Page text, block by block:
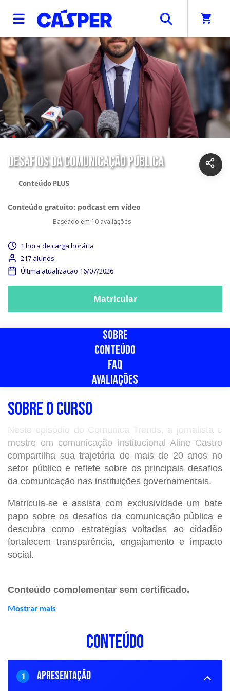
shopping_cart
DESAFIOS DA COMUNICAÇÃO PÚBLICA
Conteúdo gratuito: podcast em vídeo
Baseado em 10 avaliações
Conteúdo PLUS
1 hora de carga horária
217 alunos
Última atualização 16/07/2026
Matricular
SOBRE
CONTEÚDO
FAQ
AVALIAÇÕES
SOBRE O CURSO
Neste episódio do Comunica Trends, a jornalista e
mestre em comunicação institucional Aline Castro
compartilha sua trajetória de mais de 20 anos no
setor público e reflete sobre os principais desafios
da comunicação nas instituições governamentais.
Matricula-se e assista com exclusividade um bate
papo sobre os desafios da comunicação pública e
descubra como estratégias voltadas ao cidadão
fortalecem transparência, engajamento e impacto
social.
Conteúdo complementar sem certificado.
Mostrar mais
CONTEÚDO
1 APRESENTAÇÃO